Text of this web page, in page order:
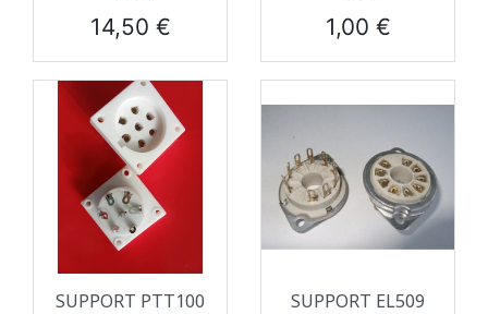
Prix
14,50 € Prix
1,00 €
SUPPORT PTT100 SUPPORT EL509